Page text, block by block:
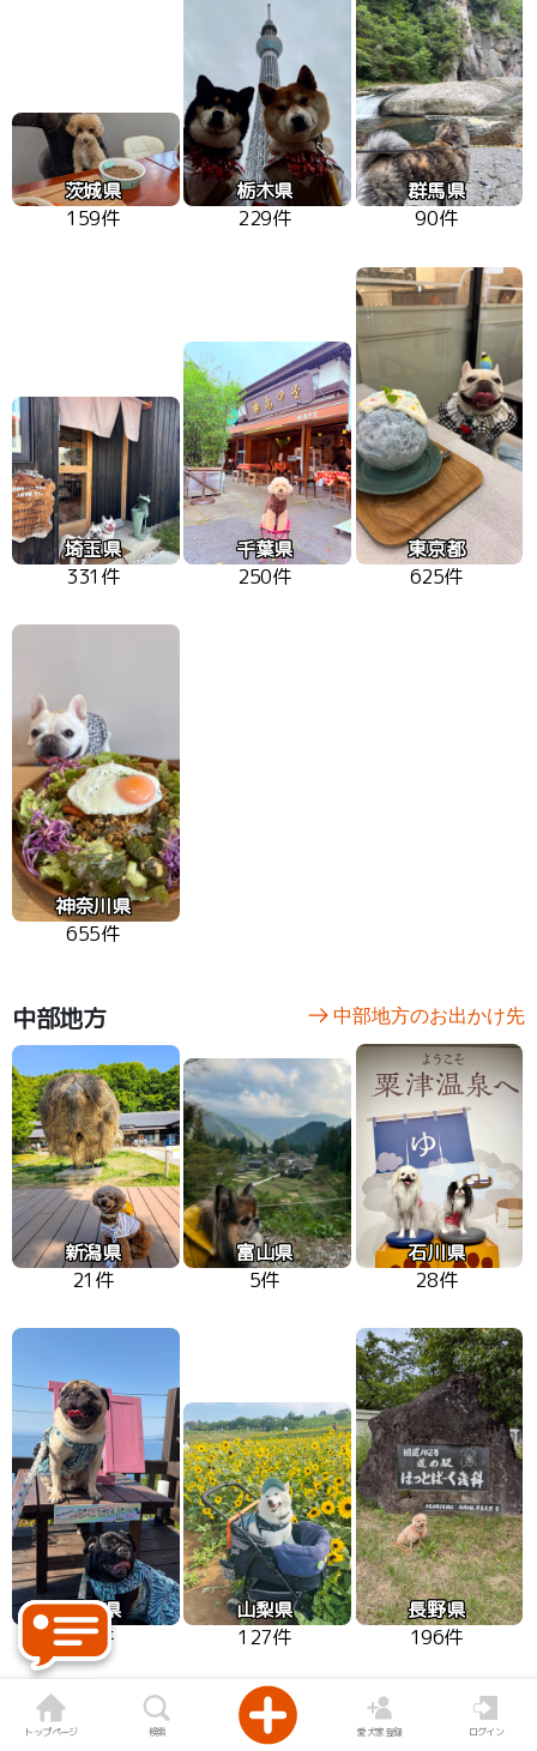
茨城県
159件
栃木県
229件
群馬県
90件
埼玉県
331件
千葉県
250件
東京都
625件
神奈川県
655件
中部地方 中部地方のお出かけ先
新潟県
21件
富山県
5件
石川県
28件
福井県
29件
山梨県
127件
長野県
196件
トップページ 検索 愛犬家登録 ログイン